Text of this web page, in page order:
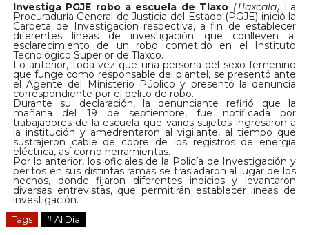
Investiga PGJE robo a escuela de Tlaxo (Tlaxcala) La
Procuraduría General de Justicia del Estado (PGJE) inició la
Carpeta de Investigación respectiva, a fin de establecer
diferentes líneas de investigación que conlleven al
esclarecimiento de un robo cometido en el Instituto
Tecnológico Superior de Tlaxco.
Lo anterior, toda vez que una persona del sexo femenino
que funge como responsable del plantel, se presentó ante
el Agente del Ministerio Público y presentó la denuncia
correspondiente por el delito de robo.
Durante su declaración, la denunciante refirió que la
mañana del 19 de septiembre, fue notificada por
trabajadores de la escuela que varios sujetos ingresaron a
la institución y amedrentaron al vigilante, al tiempo que
sustrajeron cable de cobre de los registros de energía
eléctrica, así como herramientas.
Por lo anterior, los oficiales de la Policía de Investigación y
peritos en sus distintas ramas se trasladaron al lugar de los
hechos, donde fijaron diferentes indicios y levantaron
diversas entrevistas, que permitirán establecer líneas de
investigación.
Tags # Al Día